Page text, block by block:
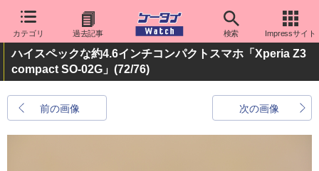
カテゴリ 過去記事 検索 Impressサイト
ハイスペックな約4.6インチコンパクトスマホ「Xperia Z3
compact SO-02G」 (72/76)
前の画像 次の画像